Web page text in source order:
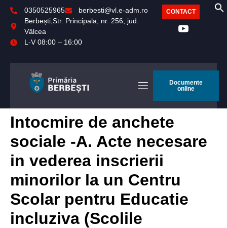
0350525965
berbesti@vl.e-adm.ro
Berbești,Str. Principala, nr. 256, jud.
Vâlcea
L-V 08:00 – 16:00
CONTACT
Documente
online
Intocmire de anchete
sociale -A. Acte necesare
in vederea inscrierii
minorilor la un Centru
Scolar pentru Educatie
incluziva (Scolile